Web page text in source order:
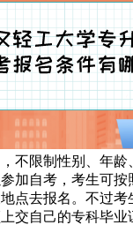
不限制性别、年
加自考，考生可按
点去报名。不过
交自己的专科毕业